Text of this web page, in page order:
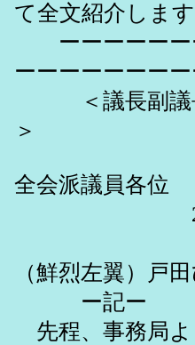
て全文紹介します
ーーーーーー
ーーーーーーー
＜議長副議長
＞
全会派議員各位
2011年５
（鮮烈左翼）戸
ー記ー
先程、事務局よ